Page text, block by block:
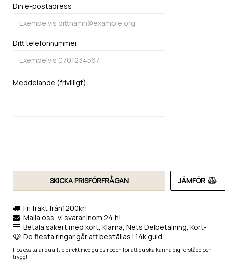
Din e-postadress
Ditt telefonnummer
Meddelande (frivilligt)
SKICKA PRISFÖRFRÅGAN JÄMFÖR
Fri frakt från1200kr!
Maila oss, vi svarar inom 24 h!
Betala säkert med kort, Klarna, Nets Delbetalning, Kort-
De flesta ringar går att beställas i 14k guld
Hos oss talar du alltid direkt med guldsmeden för att du ska känna dig förstådd och
trygg!